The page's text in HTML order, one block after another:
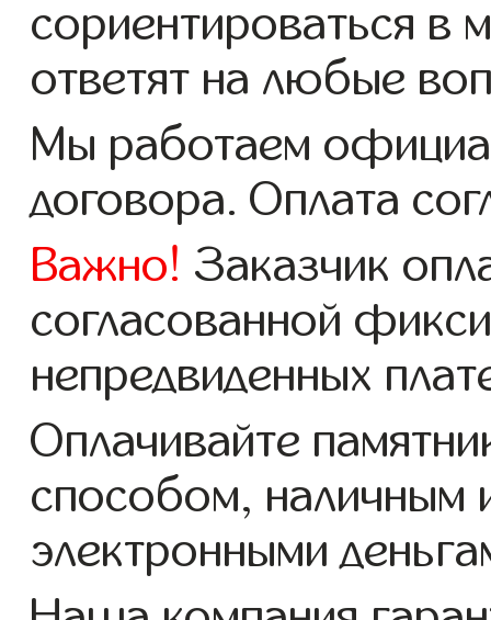
сориентироваться в
ответят на любые
Мы работаем
договора. Оплата
Важно! Заказчик
согласованной
непредвиденных
Оплачивайте
способом, наличным
электронными